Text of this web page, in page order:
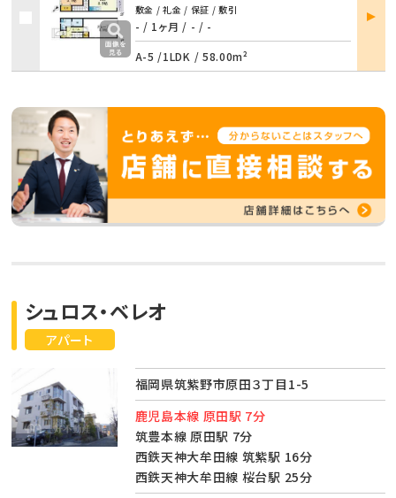
敷金 / 礼金 / 保証 / 敷引
- / 1ヶ月 / - / -
A-5 /1LDK / 58.00m²
部屋
詳細
アパート
シュロス・ベレオ
福岡県筑紫野市原田３丁目1-5
鹿児島本線 原田駅 7分
筑豊本線 原田駅 7分
西鉄天神大牟田線 筑紫駅 16分
西鉄天神大牟田線 桜台駅 25分